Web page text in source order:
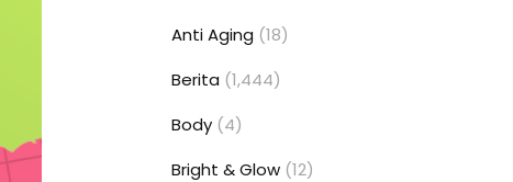
Anti Aging (18)
Berita (1,444)
Body (4)
Bright & Glow (12)